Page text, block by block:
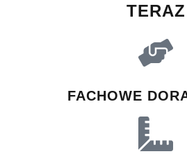
TERAZ
FACHOWE